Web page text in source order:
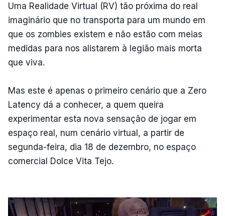
Uma Realidade Virtual (RV) tão próxima do real
imaginário que no transporta para um mundo em
que os zombies existem e não estão com meias
medidas para nos alistarem à legião mais morta
que viva.
Mas este é apenas o primeiro cenário que a Zero
Latency dá a conhecer, a quem queira
experimentar esta nova sensação de jogar em
espaço real, num cenário virtual, a partir de
segunda-feira, dia 18 de dezembro, no espaço
comercial Dolce Vita Tejo.